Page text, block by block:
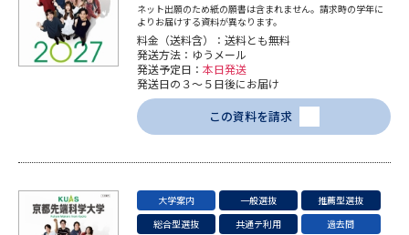
大学で学びたい学問発見
学問のミニ講義「夢ナビ講義」 学問分野解説
ユーザーサポート
ネット出願のため紙の願書は含まれません。請求時の学年に
よりお届けする資料が異なります。
料金（送料含）：送料とも無料
発送方法：ゆうメール
発送予定日： 本日発送
発送日の３～５日後にお届け
この資料を請求
大学案内 一般選抜
推薦型選抜
総合型選抜
共通テ利用 過去問